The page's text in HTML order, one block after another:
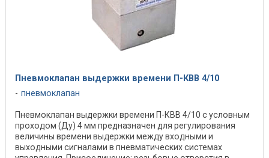
Пневмоклапан выдержки времени П-КВВ 4/10
пневмоклапан
Пневмоклапан выдержки времени П-КВВ 4/10 с условным
проходом (Ду) 4 мм предназначен для регулирования
величины времени выдержки между входными и
выходными сигналами в пневматических системах